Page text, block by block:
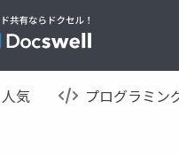
人気 プログラミン